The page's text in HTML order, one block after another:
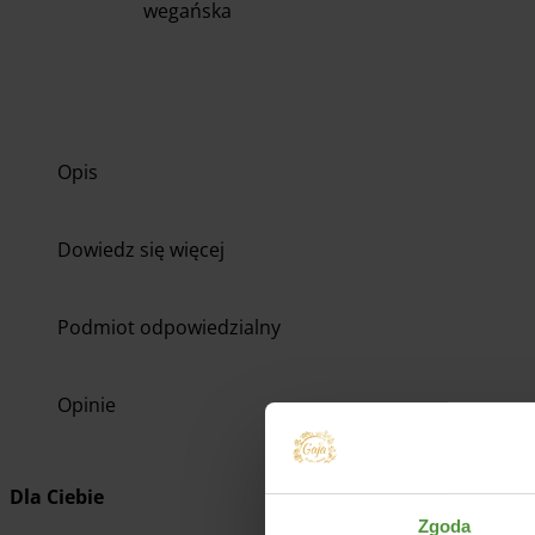
Zgoda
wegańska
Opis
Dowiedz się więcej
Podmiot odpowiedzialny
Opinie
Dla Ciebie